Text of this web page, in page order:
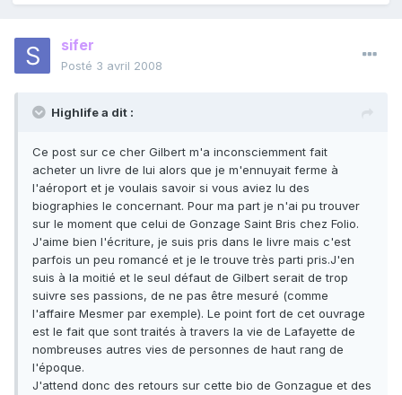
sifer
Posté 3 avril 2008
Highlife a dit :
Ce post sur ce cher Gilbert m'a inconsciemment fait
acheter un livre de lui alors que je m'ennuyait ferme à
l'aéroport et je voulais savoir si vous aviez lu des
biographies le concernant. Pour ma part je n'ai pu trouver
sur le moment que celui de Gonzage Saint Bris chez Folio.
J'aime bien l'écriture, je suis pris dans le livre mais c'est
parfois un peu romancé et je le trouve très parti pris.J'en
suis à la moitié et le seul défaut de Gilbert serait de trop
suivre ses passions, de ne pas être mesuré (comme
l'affaire Mesmer par exemple). Le point fort de cet ouvrage
est le fait que sont traités à travers la vie de Lafayette de
nombreuses autres vies de personnes de haut rang de
l'époque.
J'attend donc des retours sur cette bio de Gonzague et des